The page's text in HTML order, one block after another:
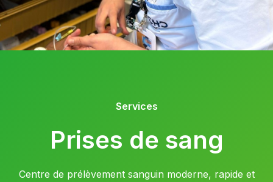
Services
Prises de sang
Centre de prélèvement sanguin moderne, rapide et